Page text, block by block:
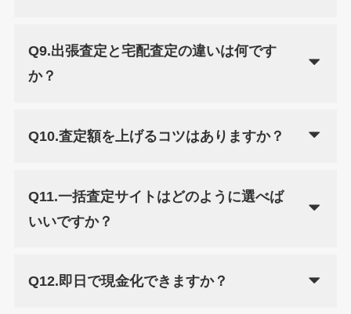
Q9.出張査定と宅配査定の違いは何です
か？
Q10.査定額を上げるコツはありますか？
Q11.一括査定サイトはどのように選べば
いいですか？
Q12.即日で現金化できますか？